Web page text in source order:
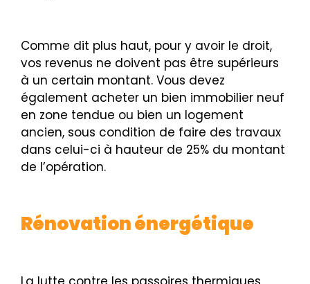
Comme dit plus haut, pour y avoir le droit,
vos revenus ne doivent pas être supérieurs
à un certain montant. Vous devez
également acheter un bien immobilier neuf
en zone tendue ou bien un logement
ancien, sous condition de faire des travaux
dans celui-ci à hauteur de 25% du montant
de l’opération.
Rénovation énergétique